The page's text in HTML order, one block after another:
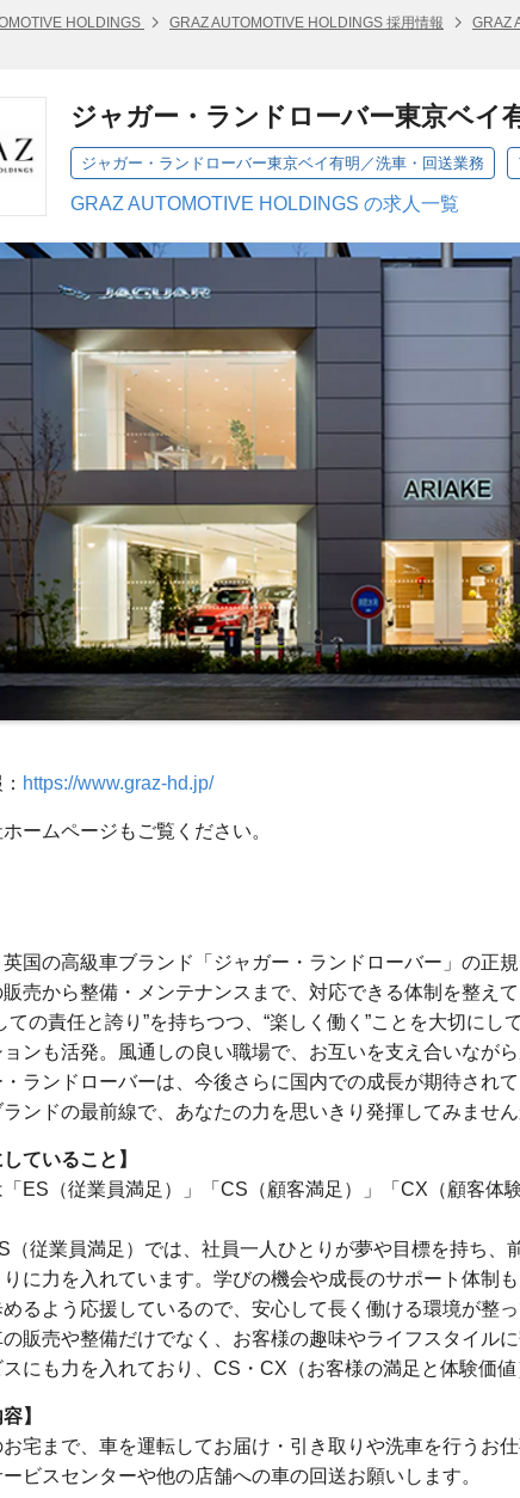
HOLDINGS GRAZ AUTOMOTIVE HOLDINGS 採用情報 GRAZ
ジャガー・ランドローバー東京ベイ
ジャガー・ランドローバー東京ベイ有明／洗車・回送業務
GRAZ AUTOMOTIVE HOLDINGS の求人一覧
https://www.graz-hd.jp/
ームページもご覧ください。
国の高級車ブランド「ジャガー・ランドローバー」の正
売から整備・メンテナンスまで、対応できる体制を整えて
ての責任と誇り”を持ちつつ、“楽しく働く”ことを大切にし
ンも活発。風通しの良い職場で、お互いを支え合いなが
ランドローバーは、今後さらに国内での成長が期待されて
ンドの最前線で、あなたの力を思いきり発揮してみません
していること】
ES（従業員満足）」「CS（顧客満足）」「CX（顧客体
（従業員満足）では、社員一人ひとりが夢や目標を持ち、
に力を入れています。学びの機会や成長のサポート体制
るよう応援しているので、安心して長く働ける環境が整っ
の販売や整備だけでなく、お客様の趣味やライフスタイル
にも力を入れており、CS・CX（お客様の満足と体験価値
】
宅まで、車を運転してお届け・引き取りや洗車を行うお仕
ービスセンターや他の店舗への車の回送お願いします。